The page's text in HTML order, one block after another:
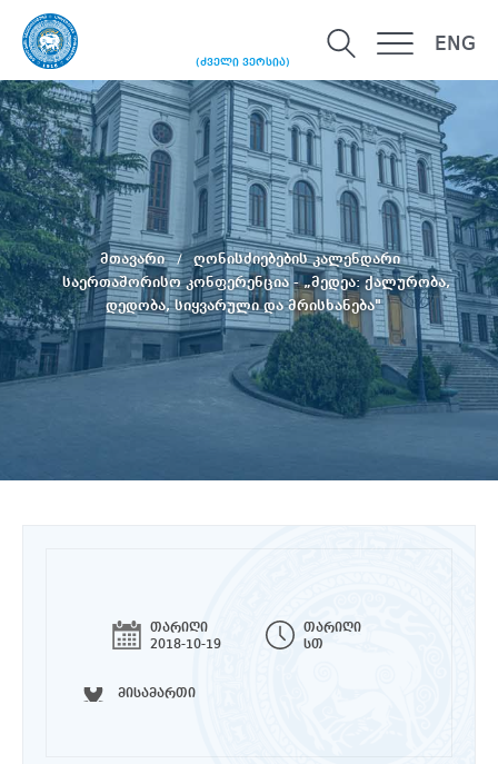
(ძველი ვერსია)
ENG
მთავარი
ღონისძიებების კალენდარი
საერთაშორისო კონფერენცია - „მედეა: ქალურობა,
დედობა, სიყვარული და მრისხანება"
თარიღი
2018-10-19
თარიღი
სთ
მისამართი